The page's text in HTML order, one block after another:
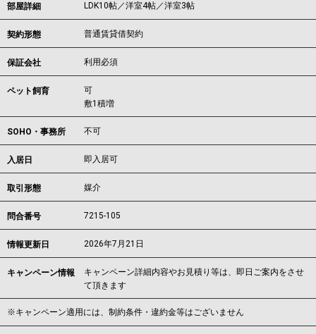
部屋詳細 LDK10帖／洋室4帖／洋室3帖
契約形態 普通賃貸借契約
保証会社 利用必須
ペット飼育
可
敷1積増
SOHO・事務所 不可
入居日 即入居可
取引形態 媒介
問合番号 7215-105
情報更新日 2026年7月21日
キャンペーン情報
キャンペーン詳細内容やお見積り等は、即日ご案内をさせ
て頂きます
※キャンペーン適用には、制約条件・違約金等はございません